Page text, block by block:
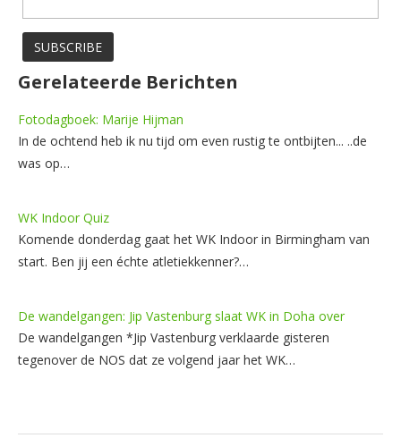
Gerelateerde Berichten
Fotodagboek: Marije Hijman
In de ochtend heb ik nu tijd om even rustig te ontbijten... ..de
was op…
WK Indoor Quiz
Komende donderdag gaat het WK Indoor in Birmingham van
start. Ben jij een échte atletiekkenner?…
De wandelgangen: Jip Vastenburg slaat WK in Doha over
De wandelgangen *Jip Vastenburg verklaarde gisteren
tegenover de NOS dat ze volgend jaar het WK…